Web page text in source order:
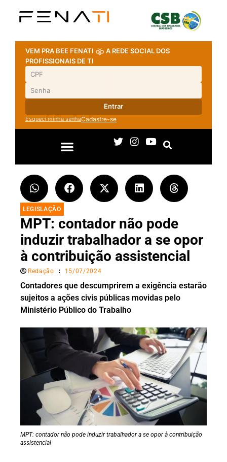
VEM PRA BEE FENATI
A REDE SOCIAL DOS
PROFISSIONAIS DE TI
Entrar
Esqueci minha senhaCadastre-se
LEGISLAÇÃO
MPT: contador não pode
induzir trabalhador a se opor
à contribuição assistencial
Redação 15/07/2024
Contadores que descumprirem a exigência estarão
sujeitos a ações civis públicas movidas pelo
Ministério Público do Trabalho
MPT: contador não pode induzir trabalhador a se opor à contribuição
assistencial